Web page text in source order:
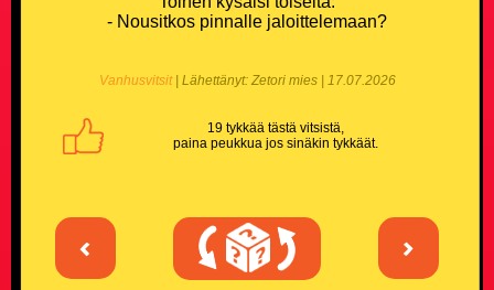
- Nousitkos pinnalle jaloittelemaan?
Vanhusvitsit| Lähettänyt: Zetori mies | 17.07.2026
19 tykkää tästä vitsistä,
paina peukkua jos sinäkin tykkäät.
< >